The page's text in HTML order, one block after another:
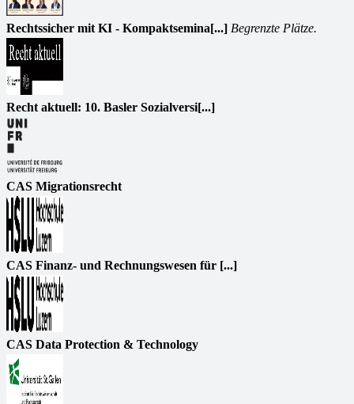
Rechtssicher mit KI - Kompaktsemina[...] Begrenzte Plätze.
Recht aktuell: 10. Basler Sozialversi[...]
CAS Migrationsrecht
CAS Finanz- und Rechnungswesen für [...]
CAS Data Protection & Technology